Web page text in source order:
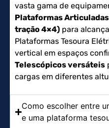
vasta gama de
Plataformas
tração 4×4) para
Plataformas Tesoura
vertical em espaços
Telescópicos versáteis
cargas em diferentes
Como escolher entre
e uma plataforma